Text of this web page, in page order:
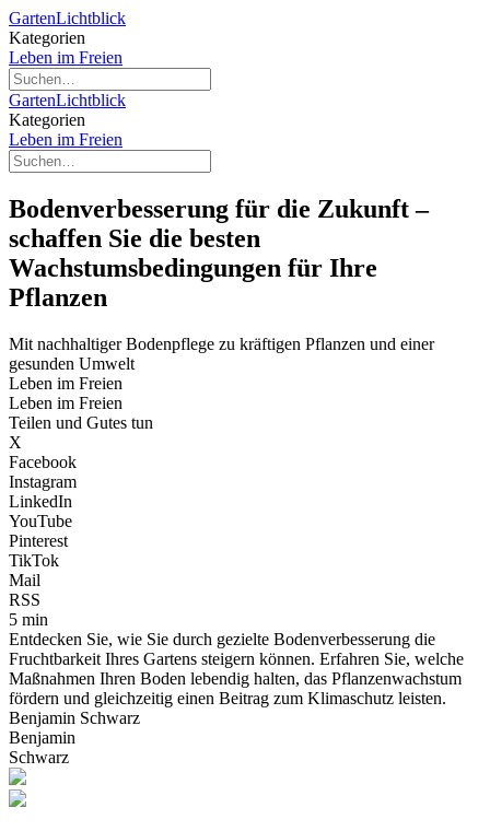
GartenLichtblick
Kategorien
Leben im Freien
GartenLichtblick
Kategorien
Leben im Freien
Bodenverbesserung für die Zukunft –
schaffen Sie die besten
Wachstumsbedingungen für Ihre
Pflanzen
Mit nachhaltiger Bodenpflege zu kräftigen Pflanzen und einer
gesunden Umwelt
Leben im Freien
Leben im Freien
Teilen und Gutes tun
X
Facebook
Instagram
LinkedIn
YouTube
Pinterest
TikTok
Mail
RSS
5 min
Entdecken Sie, wie Sie durch gezielte Bodenverbesserung die
Fruchtbarkeit Ihres Gartens steigern können. Erfahren Sie, welche
Maßnahmen Ihren Boden lebendig halten, das Pflanzenwachstum
fördern und gleichzeitig einen Beitrag zum Klimaschutz leisten.
Benjamin Schwarz
Benjamin
Schwarz